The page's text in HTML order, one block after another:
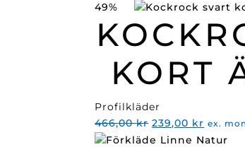
49%
KORT
Profilkläder
466,00kr Det
ursprungliga
239,00 kr Det
ex.